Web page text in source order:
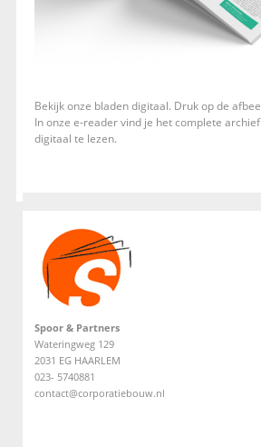
Bekijk onze bladen digitaal. Druk op de
In onze e-reader vind je het complete
digitaal te lezen.
Spoor & Partners
Wateringweg 129
2031 EG HAARLEM
023- 5740881
contact@corporatiebouw.nl